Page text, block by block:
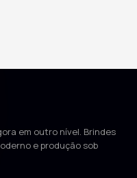
em outro nível. Brindes
e produção sob